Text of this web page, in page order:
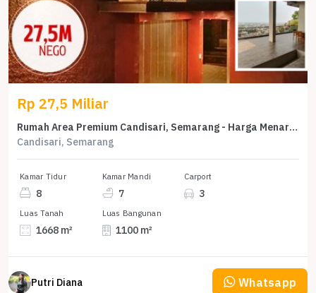
Rp 27,5 Miliar
Rumah Area Premium Candisari, Semarang - Harga Menarik 27,5 Miliar
Candisari, Semarang
Kamar Tidur
8
Kamar Mandi
7
Carport
3
Luas Tanah
1668 m²
Luas Bangunan
1100 m²
Putri Diana Whatsapp